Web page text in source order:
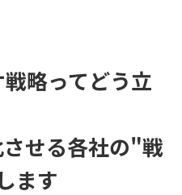
略ってどう立
せる各社の"戦
ます